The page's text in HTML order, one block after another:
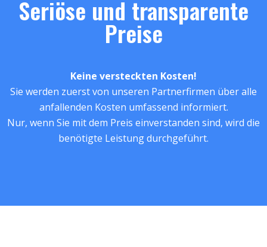
Seriöse und transparente
Preise
Keine versteckten Kosten!
Sie werden zuerst von unseren Partnerfirmen über alle
anfallenden Kosten umfassend informiert.
Nur, wenn Sie mit dem Preis einverstanden sind, wird die
benötigte Leistung durchgeführt.